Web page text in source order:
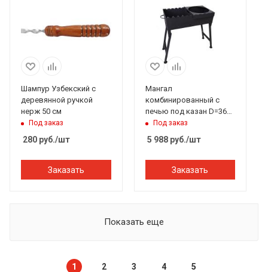
Шампур Узбекский с
деревянной ручкой
нерж 50 см
Под заказ
280 руб./шт
Заказать
Мангал
комбинированный с
печью под казан D=360
мм 8-12 литров
Под заказ
5 988руб./шт
Заказать
Показать еще
1 2 3 4 5